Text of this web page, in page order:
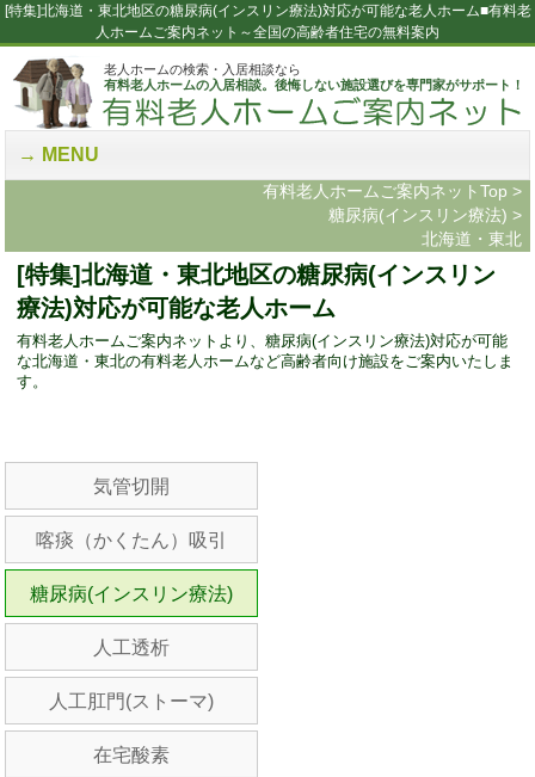
[特集]北海道・東北地区の糖尿病(インスリン療法)対応が可能な老人ホーム■有料老
人ホームご案内ネット～全国の高齢者住宅の無料案内
老人ホームの検索・入居相談なら
有料老人ホームの入居相談。後悔しない施設選びを専門家がサポート！
MENU
有料老人ホームご案内ネットTop >
糖尿病(インスリン療法) >
北海道・東北
[特集]北海道・東北地区の糖尿病(インスリン
療法)対応が可能な老人ホーム
有料老人ホームご案内ネットより、糖尿病(インスリン療法)対応が可能
な北海道・東北の有料老人ホームなど高齢者向け施設をご案内いたしま
す。
気管切開
喀痰（かくたん）吸引
糖尿病(インスリン療法)
人工透析
人工肛門(ストーマ)
在宅酸素